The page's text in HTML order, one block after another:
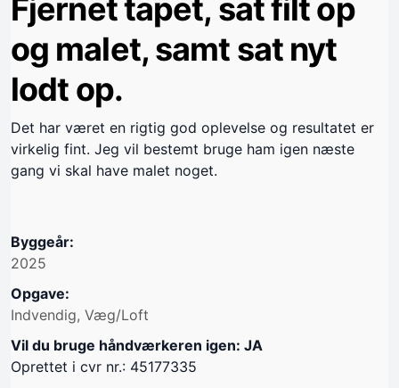
Fjernet tapet, sat filt op
og malet, samt sat nyt
lodt op.
Det har været en rigtig god oplevelse og resultatet er
virkelig fint. Jeg vil bestemt bruge ham igen næste
gang vi skal have malet noget.
Byggeår:
2025
Opgave:
Indvendig, Væg/Loft
Vil du bruge håndværkeren igen: JA
Oprettet i cvr nr.: 45177335